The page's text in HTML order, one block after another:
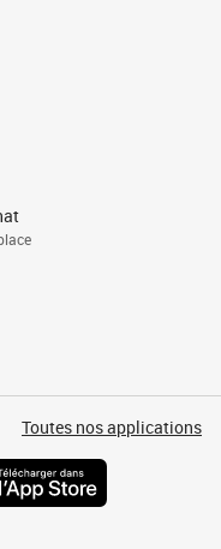
Toutes nos applications